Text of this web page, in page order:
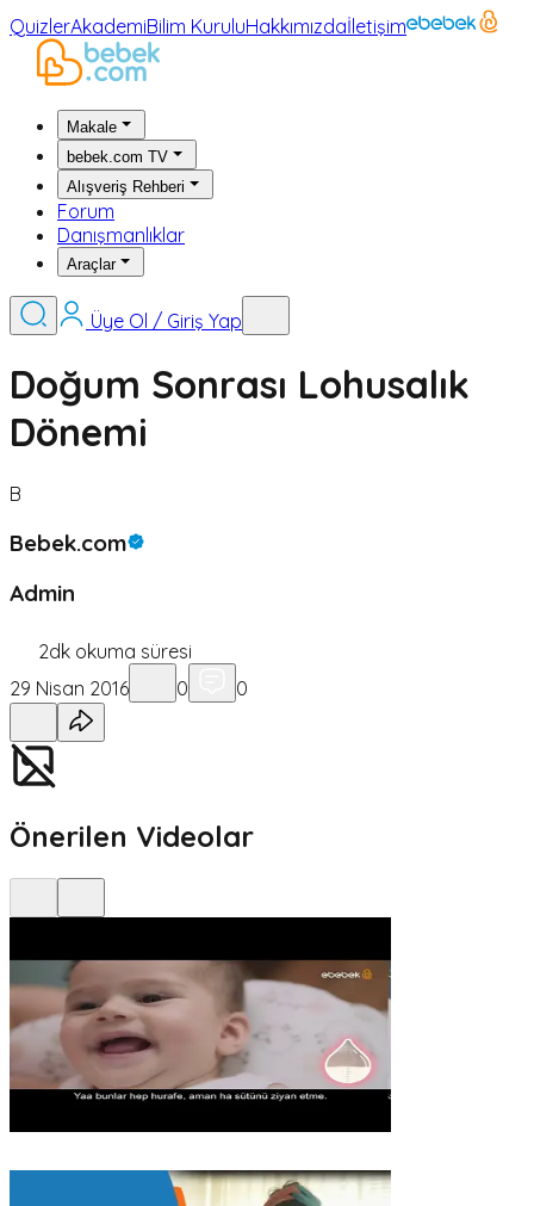
QuizlerAkademiBilim KuruluHakkımızdaİletişim
Makale
bebek.com TV
Alışveriş Rehberi
Forum
Danışmanlıklar
Araçlar
Üye Ol / Giriş Yap
Doğum Sonrası Lohusalık
Dönemi
B
Bebek.com
Admin
2dk okuma süresi
29 Nisan 2016
0 0
Önerilen Videolar